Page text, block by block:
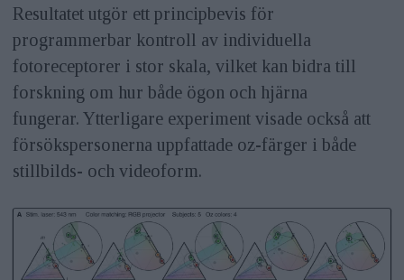
Resultatet utgör ett principbevis för
programmerbar kontroll av individuella
fotoreceptorer i stor skala, vilket kan bidra till
forskning om hur både ögon och hjärna
fungerar. Ytterligare experiment visade också att
försökspersonerna uppfattade oz-färger i både
stillbilds- och videoform.